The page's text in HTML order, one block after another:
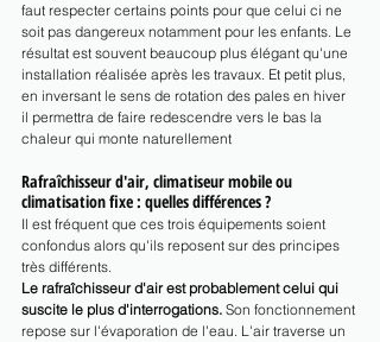
faut respecter certains points pour que celui ci ne
soit pas dangereux notamment pour les enfants. Le
résultat est souvent beaucoup plus élégant qu'une
installation réalisée après les travaux. Et petit plus,
en inversant le sens de rotation des pales en hiver
il permettra de faire redescendre vers le bas la
chaleur qui monte naturellement
Rafraîchisseur d'air, climatiseur mobile ou
climatisation fixe : quelles différences ?
Il est fréquent que ces trois équipements soient
confondus alors qu'ils reposent sur des principes
très différents.
Le rafraîchisseur d'air est probablement celui qui
suscite le plus d'interrogations. Son fonctionnement
repose sur l'évaporation de l'eau. L'air traverse un